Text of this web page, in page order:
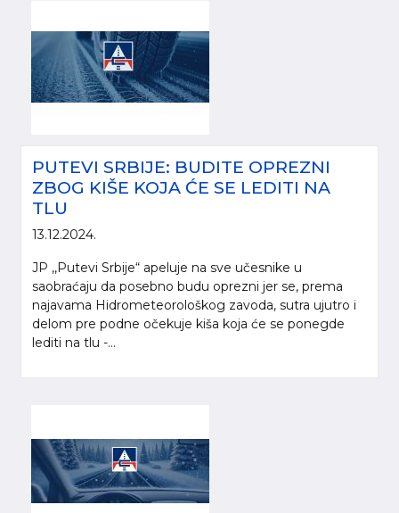
PUTEVI SRBIJE: BUDITE OPREZNI
ZBOG KIŠE KOJA ĆE SE LEDITI NA
TLU
13.12.2024.
JP ,,Putevi Srbije“ apeluje na sve učesnike u
saobraćaju da posebno budu oprezni jer se, prema
najavama Hidrometeorološkog zavoda, sutra ujutro i
delom pre podne očekuje kiša koja će se ponegde
lediti na tlu -...